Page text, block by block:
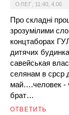
ОЛЕГ 11:40, 4.06
Про складні
зрозумілими
концтаборах
дитячих
савейськая
селянам в срср
май….человек -
брат…
ОТВЕТИТЬ